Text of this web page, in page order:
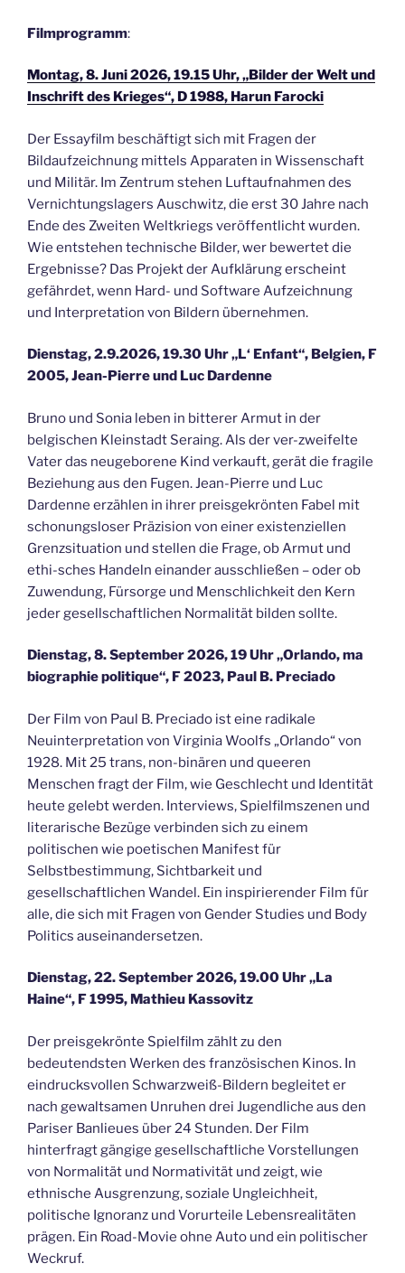
Filmprogramm:
Montag, 8. Juni 2026, 19.15 Uhr, „Bilder der Welt und
Inschrift des Krieges“, D 1988, Harun Farocki
Der Essayfilm beschäftigt sich mit Fragen der
Bildaufzeichnung mittels Apparaten in Wissenschaft
und Militär. Im Zentrum stehen Luftaufnahmen des
Vernichtungslagers Auschwitz, die erst 30 Jahre nach
Ende des Zweiten Weltkriegs veröffentlicht wurden.
Wie entstehen technische Bilder, wer bewertet die
Ergebnisse? Das Projekt der Aufklärung erscheint
gefährdet, wenn Hard- und Software Aufzeichnung
und Interpretation von Bildern übernehmen.
Dienstag, 2.9.2026, 19.30 Uhr „L‘ Enfant“, Belgien, F
2005, Jean-Pierre und Luc Dardenne
Bruno und Sonia leben in bitterer Armut in der
belgischen Kleinstadt Seraing. Als der ver-zweifelte
Vater das neugeborene Kind verkauft, gerät die fragile
Beziehung aus den Fugen. Jean-Pierre und Luc
Dardenne erzählen in ihrer preisgekrönten Fabel mit
schonungsloser Präzision von einer existenziellen
Grenzsituation und stellen die Frage, ob Armut und
ethi-sches Handeln einander ausschließen – oder ob
Zuwendung, Fürsorge und Menschlichkeit den Kern
jeder gesellschaftlichen Normalität bilden sollte.
Dienstag, 8. September 2026, 19 Uhr „Orlando, ma
biographie politique“, F 2023, Paul B. Preciado
Der Film von Paul B. Preciado ist eine radikale
Neuinterpretation von Virginia Woolfs „Orlando“ von
1928. Mit 25 trans, non-binären und queeren
Menschen fragt der Film, wie Geschlecht und Identität
heute gelebt werden. Interviews, Spielfilmszenen und
literarische Bezüge verbinden sich zu einem
politischen wie poetischen Manifest für
Selbstbestimmung, Sichtbarkeit und
gesellschaftlichen Wandel. Ein inspirierender Film für
alle, die sich mit Fragen von Gender Studies und Body
Politics auseinandersetzen.
Dienstag, 22.September2026, 19.00 Uhr „La
Haine“, F 1995, Mathieu Kassovitz
Der preisgekrönte Spielfilm zählt zu den
bedeutendsten Werken des französischen Kinos. In
eindrucksvollen Schwarzweiß-Bildern begleitet er
nach gewaltsamen Unruhen drei Jugendliche aus den
Pariser Banlieues über 24 Stunden. Der Film
hinterfragt gängige gesellschaftliche Vorstellungen
von Normalität und Normativität und zeigt, wie
ethnische Ausgrenzung, soziale Ungleichheit,
politische Ignoranz und Vorurteile Lebensrealitäten
prägen. Ein Road-Movie ohne Auto und ein politischer
Weckruf.